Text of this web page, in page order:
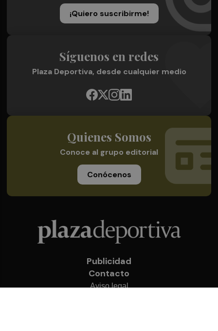
¡Quiero suscribirme!
Síguenos en redes
Plaza Deportiva, desde cualquier medio
Quienes Somos
Conoce al grupo editorial
Conócenos
Publicidad
Contacto
Aviso legal